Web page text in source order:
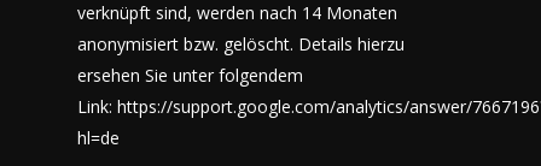
verknüpft sind, werden nach 14 Monaten
anonymisiert bzw. gelöscht. Details hierzu
ersehen Sie unter folgendem
Link: https://support.google.com/analytics/answer/
hl=de